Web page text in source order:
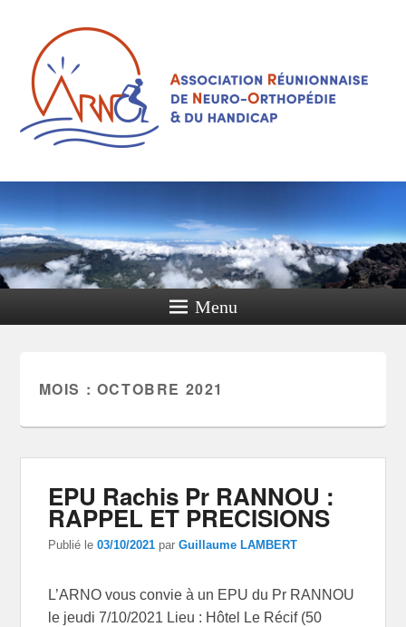
Menu
MOIS : OCTOBRE 2021
EPU Rachis Pr RANNOU :
RAPPEL ET PRECISIONS
Publié le03/10/2021 parGuillaume LAMBERT
L’ARNO vous convie à un EPU du Pr RANNOU
le jeudi 7/10/2021 Lieu : Hôtel Le Récif (50